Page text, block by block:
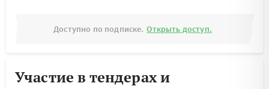
Доступно по подписке. Открыть доступ.
Участие в тендерах и